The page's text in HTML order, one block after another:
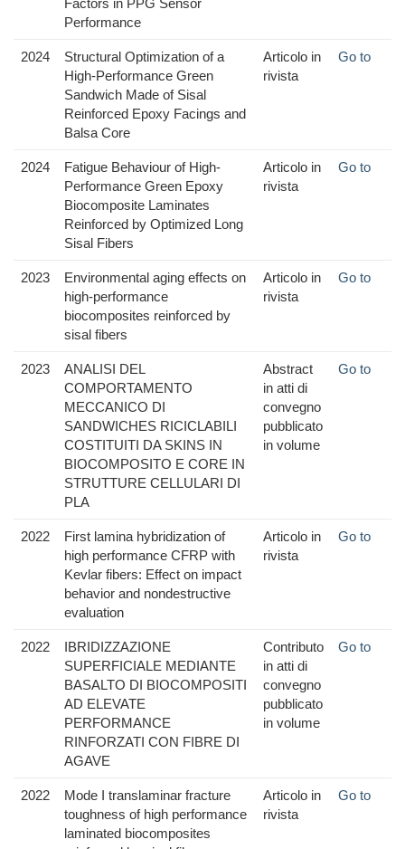
Factors in PPG Sensor
Performance
2024
Structural Optimization of a
High-Performance Green
Sandwich Made of Sisal
Reinforced Epoxy Facings and
Balsa Core
Articolo in
rivista
Go to
2024
Fatigue Behaviour of High-
Performance Green Epoxy
Biocomposite Laminates
Reinforced by Optimized Long
Sisal Fibers
Articolo in
rivista
Go to
2023
Environmental aging effects on
high-performance
biocomposites reinforced by
sisal fibers
Articolo in
rivista
Go to
2023
ANALISI DEL
COMPORTAMENTO
MECCANICO DI
SANDWICHES RICICLABILI
COSTITUITI DA SKINS IN
BIOCOMPOSITO E CORE IN
STRUTTURE CELLULARI DI
PLA
Abstract
in atti di
convegno
pubblicato
in volume
Go to
2022
First lamina hybridization of
high performance CFRP with
Kevlar fibers: Effect on impact
behavior and nondestructive
evaluation
Articolo in
rivista
Go to
2022
IBRIDIZZAZIONE
SUPERFICIALE MEDIANTE
BASALTO DI BIOCOMPOSITI
AD ELEVATE
PERFORMANCE
RINFORZATI CON FIBRE DI
AGAVE
Contributo
in atti di
convegno
pubblicato
in volume
Go to
2022
Mode I translaminar fracture
toughness of high performance
laminated biocomposites
Articolo in
rivista
Go to